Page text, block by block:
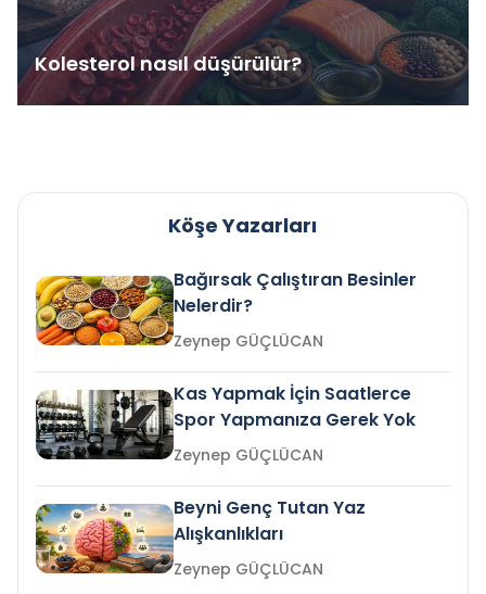
Kolesterol nasıl düşürülür?
Köşe Yazarları
Bağırsak Çalıştıran Besinler
Nelerdir?
Zeynep GÜÇLÜCAN
Kas Yapmak İçin Saatlerce
Spor Yapmanıza Gerek Yok
Zeynep GÜÇLÜCAN
Beyni Genç Tutan Yaz
Alışkanlıkları
Zeynep GÜÇLÜCAN